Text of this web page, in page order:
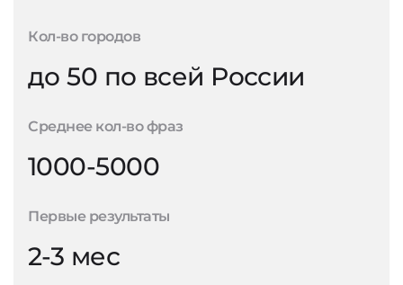
Кол-во городов
до 50 по всей России
Среднее кол-во фраз
1000-5000
Первые результаты
2-3 мес